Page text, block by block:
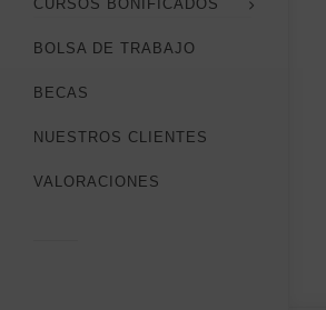
CURSOS BONIFICADOS
BOLSA DE TRABAJO
BECAS
NUESTROS CLIENTES
VALORACIONES